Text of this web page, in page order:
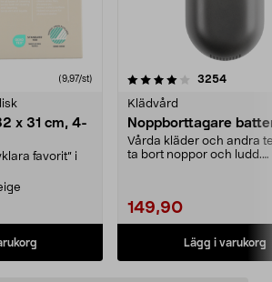
(9,97/st)
x 31 cm, 4-
favorit” i
3254
Klädvård
Noppborttagare
Vårda kläder och andra
ta bort noppor och ludd.
149,90
Lägg i varukorg
4.5av 5 stjärnor